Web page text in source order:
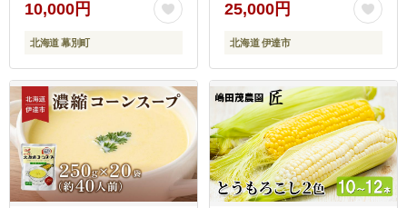
し とうきび 黄色 野菜 夏
10,000円
北海道 幕別町
クレードル 送料無料 伊達
25,000円
北海道 伊達市